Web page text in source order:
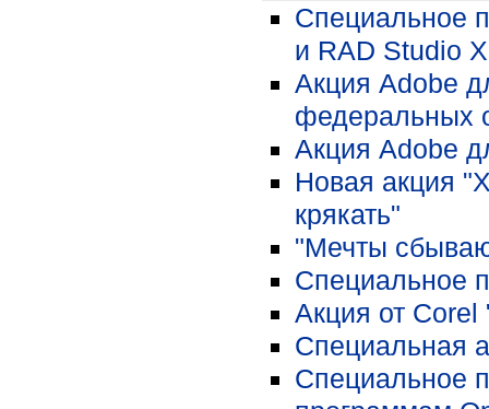
Специальное
и RAD Studio
Акция Adobe
федеральных
Акция Adobe
Новая акция
крякать"
"Мечты
Специальное
Акция от Corel
Специальная
Специальное